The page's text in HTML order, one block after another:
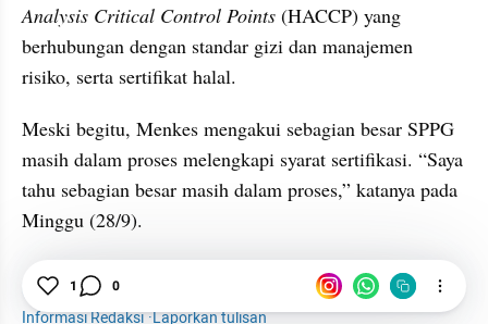
Analysis Critical Control Points (HACCP) yang
berhubungan dengan standar gizi dan manajemen
risiko, serta sertifikat halal.
Meski begitu, Menkes mengakui sebagian besar SPPG
masih dalam proses melengkapi syarat sertifikasi. “Saya
tahu sebagian besar masih dalam proses,” katanya pada
Minggu (28/9).
Menkes News
Sanitasi
Informasi Redaksi·Laporkan tulisan
1 0